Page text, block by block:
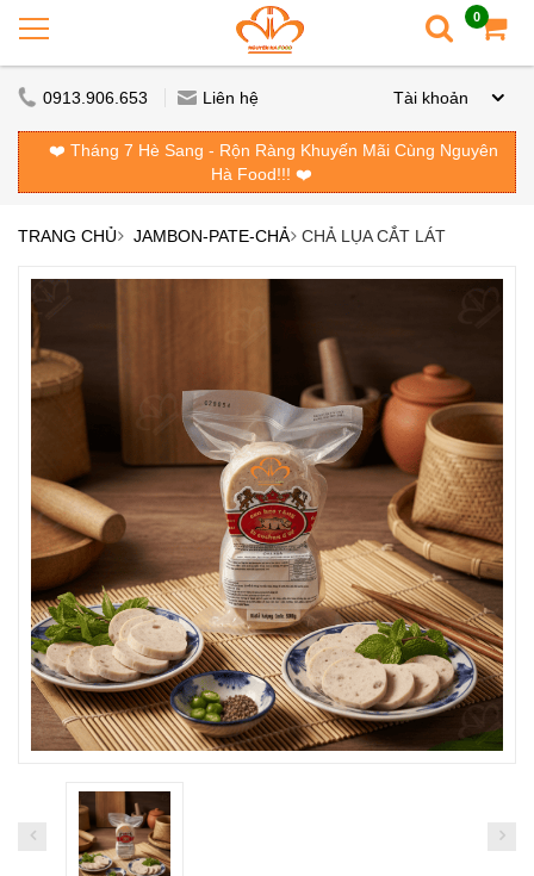
0
0913.906.653 Liên hệ Tài khoản
❤️ Tháng 7 Hè Sang - Rộn Ràng Khuyến Mãi Cùng Nguyên
Hà Food!!! ❤️
TRANG CHỦ JAMBON-PATE-CHẢ CHẢ LỤA CẮT LÁT